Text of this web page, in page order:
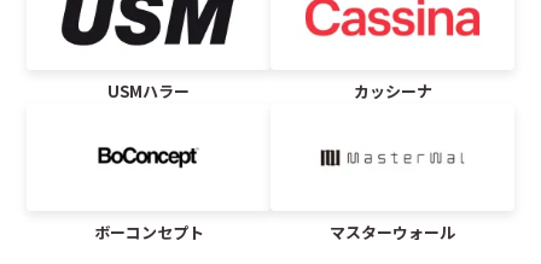
USMハラー カッシーナ
ボーコンセプト マスターウォール